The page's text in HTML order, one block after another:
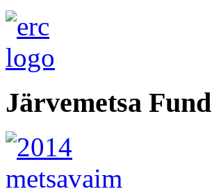
Järvemetsa Fund